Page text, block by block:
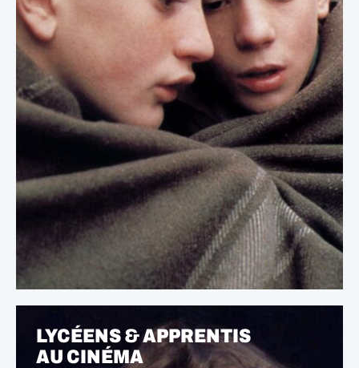
LYCÉENS & APPRENTIS
AU CINÉMA